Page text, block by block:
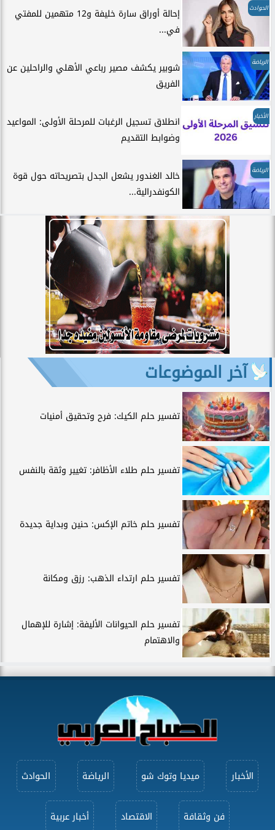
الحوادث
إحالة أوراق سارة خليفة و12 متهمين للمفتي
في...
الرياضة
شوبير يكشف مصير رباعي الأهلي والراحلين عن
الفريق
الأخبار
انطلاق تسجيل الرغبات للمرحلة الأولى: المواعيد
وضوابط التقديم
الرياضة
خالد الغندور يشعل الجدل بتصريحاته حول قوة
الكونفدرالية...
آخر الموضوعات
تفسير حلم الكيك: فرح وتحقيق أمنيات
تفسير حلم طلاء الأظافر: تغيير وثقة بالنفس
تفسير حلم خاتم الإكس: حنين وبداية جديدة
تفسير حلم ارتداء الذهب: رزق ومكانة
تفسير حلم الحيوانات الأليفة: إشارة للإهمال
والاهتمام
الأخبار ميديا وتوك شو الرياضة الحوادث
فن وثقافة الاقتصاد أخبار عربية